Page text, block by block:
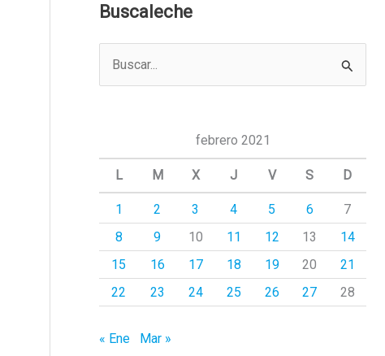
Buscaleche
a
febrero 2021
L M X J V S D
1 2 3 4 5 6
7
8
9 10 11 12 13
14
15
16 17 18 19 20
21
22
23 24 25 26 27 28
« Ene Mar »